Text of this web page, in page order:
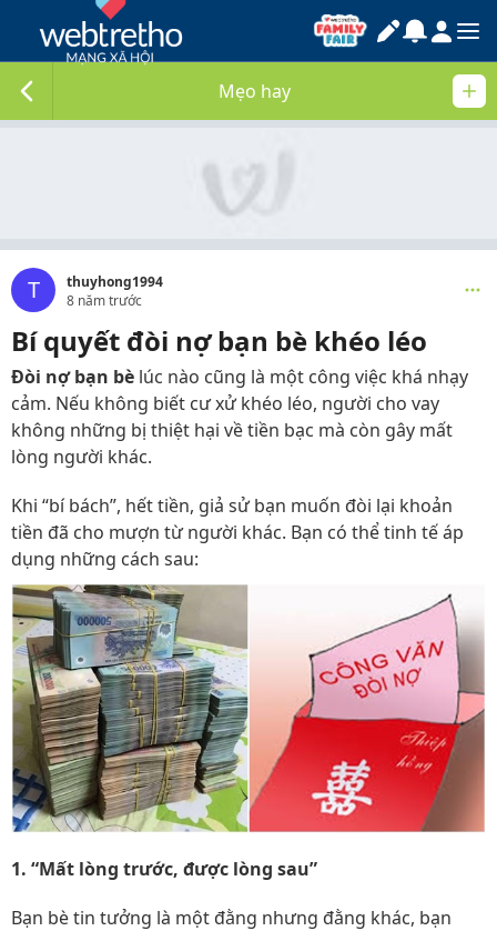
Mẹo hay
T
thuyhong1994
8 năm trước
Bí quyết đòi nợ bạn bè khéo léo
Đòi nợ bạn bè lúc nào cũng là một công việc khá nhạy
cảm. Nếu không biết cư xử khéo léo, người cho vay
không những bị thiệt hại về tiền bạc mà còn gây mất
lòng người khác.
Khi “bí bách”, hết tiền, giả sử bạn muốn đòi lại khoản
tiền đã cho mượn từ người khác. Bạn có thể tinh tế áp
dụng những cách sau:
1. “Mất lòng trước, được lòng sau”
Bạn bè tin tưởng là một đằng nhưng đằng khác, bạn